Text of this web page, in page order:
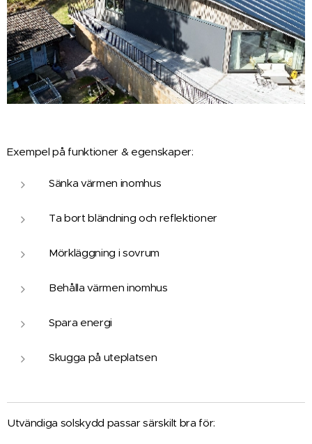
Exempel på funktioner & egenskaper:
Sänka värmen inomhus
Ta bort bländning och reflektioner
Mörkläggning i sovrum
Behålla värmen inomhus
Spara energi
Skugga på uteplatsen
Utvändiga solskydd passar särskilt bra för: